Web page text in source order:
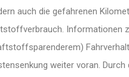
auch die gefahrenen
Informationen
weiter voran. Durch